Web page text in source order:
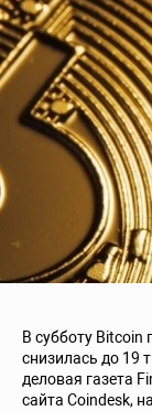
В субботу Bitcoin
снизилась до 19
деловая газета
сайта Coindesk,